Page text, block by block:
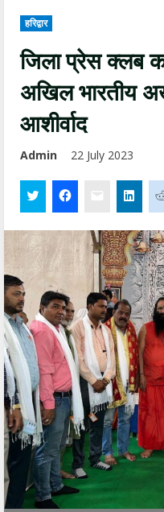
हरिद्वार
जिला प्रेस क्लब
अखिल भारतीय
आशीर्वाद
Admin 22 July 2023